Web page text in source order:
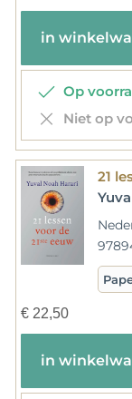
in
Op
Niet op
21
€22,50
in